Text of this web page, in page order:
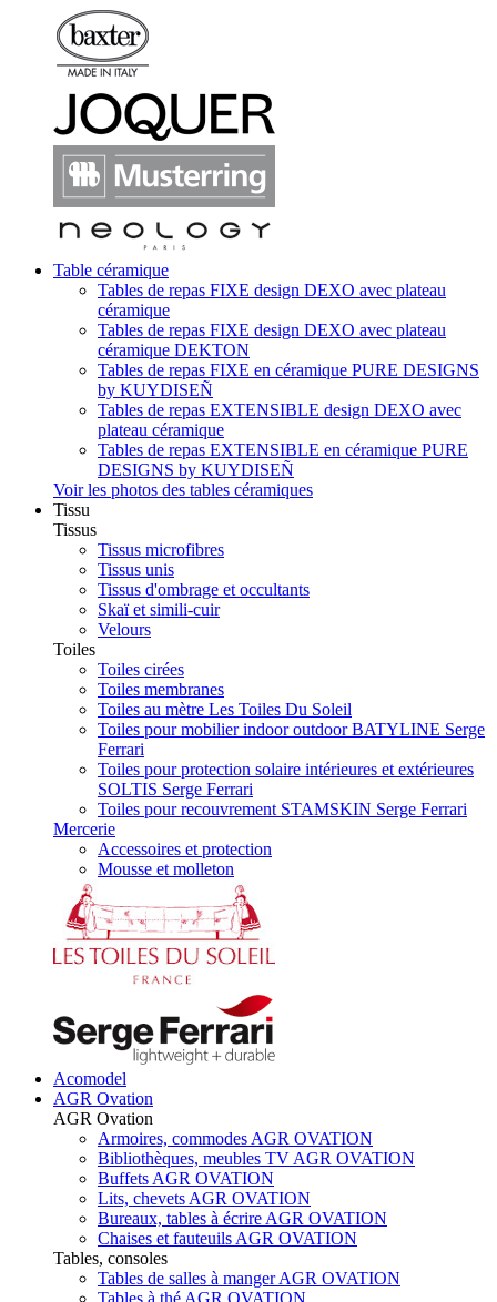
Table céramique
Tables de repas FIXE design DEXO avec plateau
céramique
Tables de repas FIXE design DEXO avec plateau
céramique DEKTON
Tables de repas FIXE en céramique PURE DESIGNS
by KUYDISEÑ
Tables de repas EXTENSIBLE design DEXO avec
plateau céramique
Tables de repas EXTENSIBLE en céramique PURE
DESIGNS by KUYDISEÑ
Voir les photos des tables céramiques
Tissu
Tissus
Tissus microfibres
Tissus unis
Tissus d'ombrage et occultants
Skaï et simili-cuir
Velours
Toiles
Toiles cirées
Toiles membranes
Toiles au mètre Les Toiles Du Soleil
Toiles pour mobilier indoor outdoor BATYLINE Serge
Ferrari
Toiles pour protection solaire intérieures et extérieures
SOLTIS Serge Ferrari
Toiles pour recouvrement STAMSKIN Serge Ferrari
Mercerie
Accessoires et protection
Mousse et molleton
Acomodel
AGR Ovation
AGR Ovation
Armoires, commodes AGR OVATION
Bibliothèques, meubles TV AGR OVATION
Buffets AGR OVATION
Lits, chevets AGR OVATION
Bureaux, tables à écrire AGR OVATION
Chaises et fauteuils AGR OVATION
Tables, consoles
Tables de salles à manger AGR OVATION
Tables à thé AGR OVATION